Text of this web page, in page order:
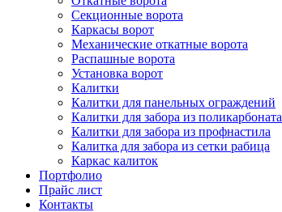
Секционные ворота
Каркасы ворот
Механические откатные ворота
Распашные ворота
Установка ворот
Калитки
Калитки для панельных ограждений
Калитки для забора из поликарбоната
Калитки для забора из профнастила
Калитка для забора из сетки рабица
Каркас калиток
Портфолио
Прайс лист
Контакты